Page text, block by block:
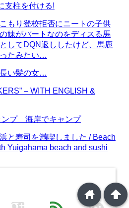
支柱を付ける!
もり登校拒否にニートの子供
妹がパートなのをディスる馬
してDQN返ししたけど、馬鹿
たみたい…
長い髪の女…
– WITH ENGLISH &
ンプ 海岸でキャンプ
と寿司を満喫しました / Beach
Yuigahama beach and sushi
arrowup
home